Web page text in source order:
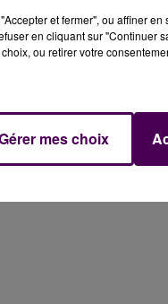
étapedans la
véhicule hybride
d’endurance
le sport sous une
le directeur
une
et fermer", ou affiner
en cliquant sur "Continuer
ou retirer votre
mes choix